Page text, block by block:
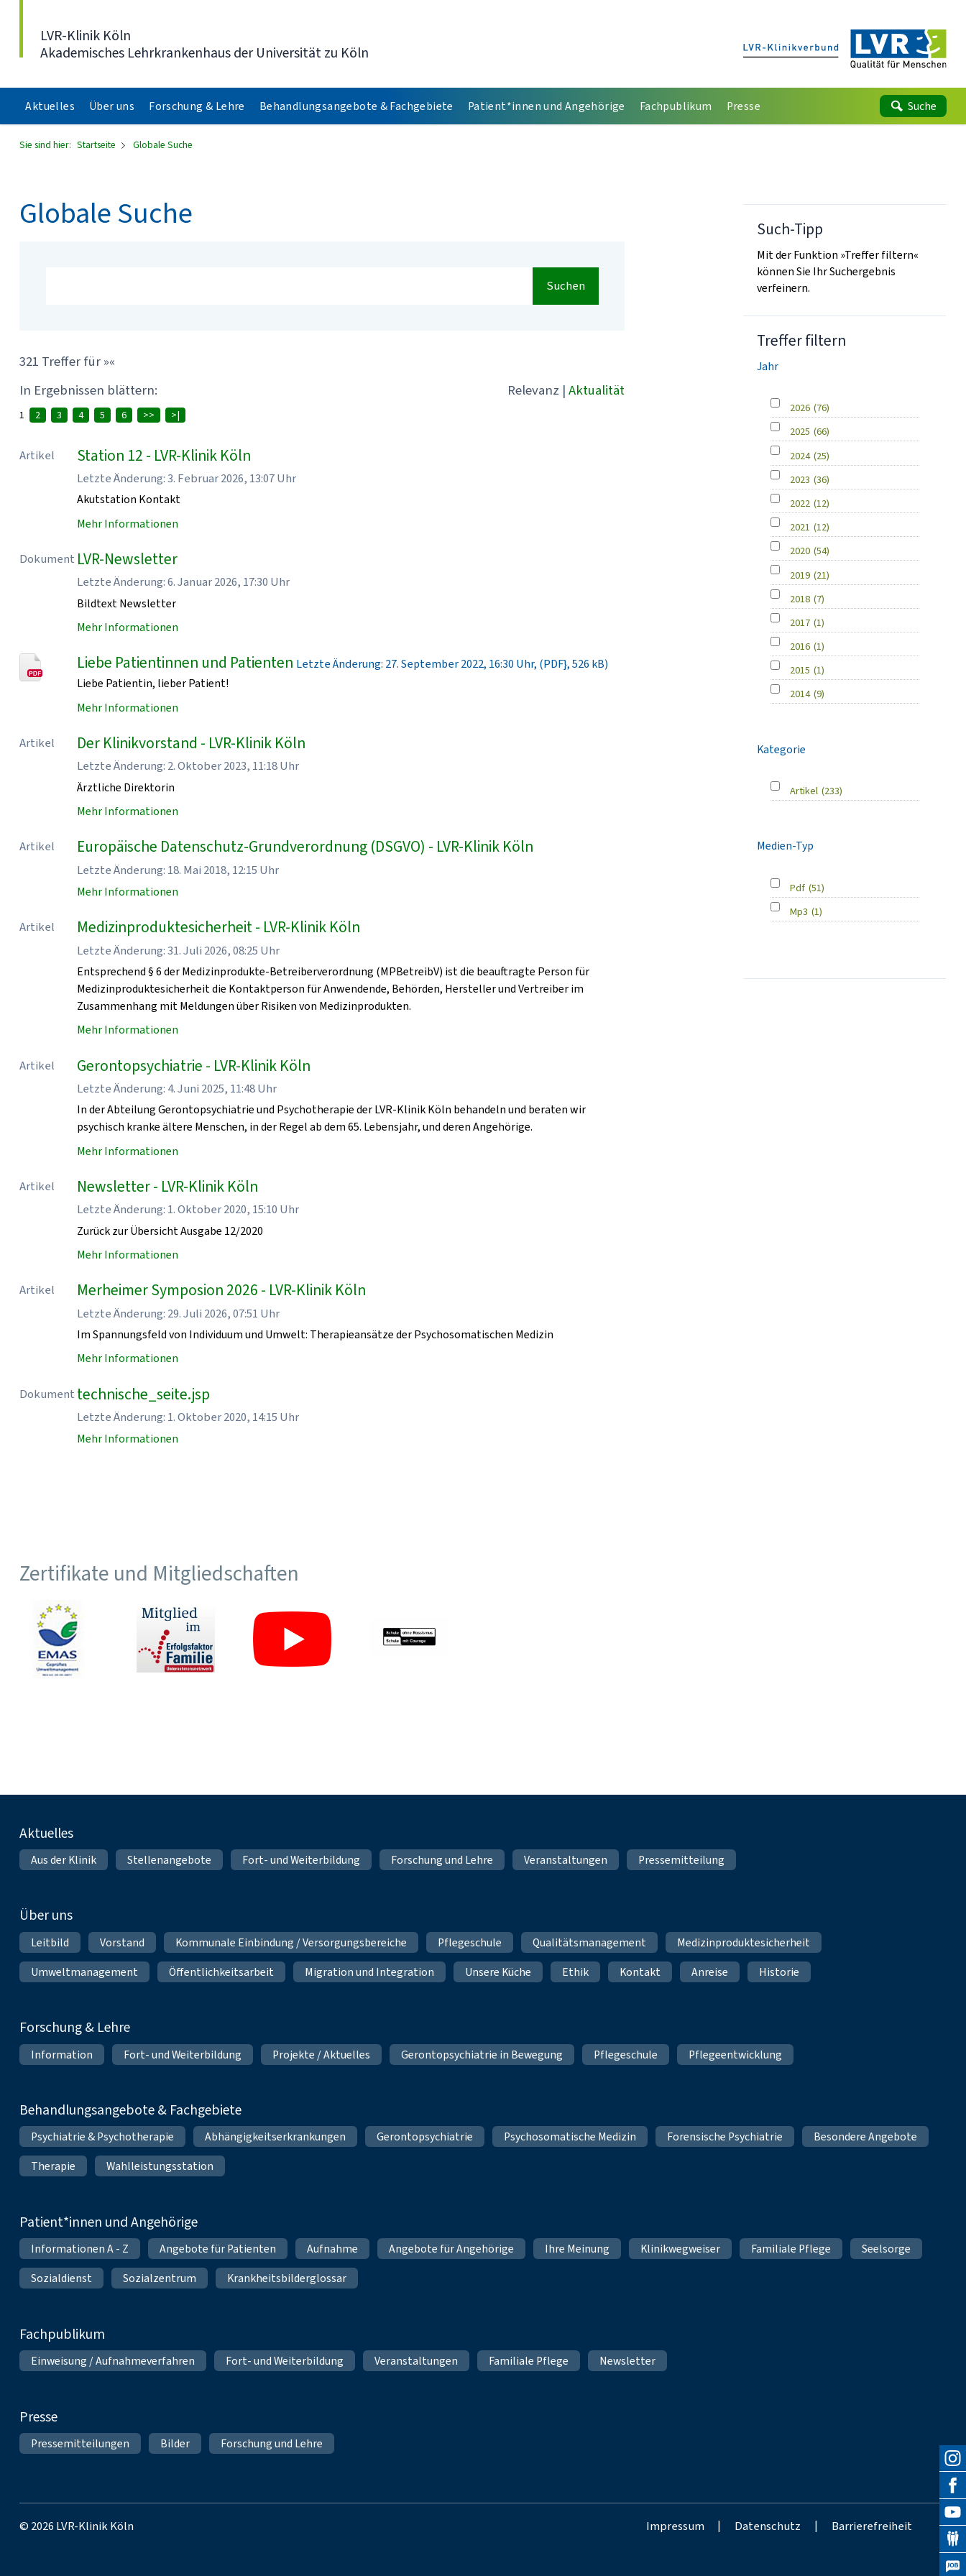
LVR-Klinik Köln
Akademisches Lehrkrankenhaus der Universität zu Köln
Aktuelles Über uns Forschung & Lehre Behandlungsangebote & Fachgebiete Patient*innen und Angehörige Fachpublikum Presse Suche
Sie sind hier: Startseite Globale Suche
Globale Suche
Suchen
321 Treffer für »«
In Ergebnissen blättern:
Relevanz | Aktualität
1 2 3 4 5 6 >> >|
Artikel Station 12 - LVR-Klinik Köln
Letzte Änderung: 3. Februar 2026, 13:07 Uhr
Akutstation Kontakt
Mehr Informationen
Dokument LVR-Newsletter
Letzte Änderung: 6. Januar 2026, 17:30 Uhr
Bildtext Newsletter
Mehr Informationen
Liebe Patientinnen und Patienten Letzte Änderung: 27. September 2022, 16:30 Uhr, (PDF}, 526 kB)
Liebe Patientin, lieber Patient!
Mehr Informationen
Artikel Der Klinikvorstand - LVR-Klinik Köln
Letzte Änderung: 2. Oktober 2023, 11:18 Uhr
Ärztliche Direktorin
Mehr Informationen
Artikel Europäische Datenschutz-Grundverordnung (DSGVO) - LVR-Klinik Köln
Letzte Änderung: 18. Mai 2018, 12:15 Uhr
Mehr Informationen
Artikel Medizinproduktesicherheit - LVR-Klinik Köln
Letzte Änderung: 31. Juli 2026, 08:25 Uhr
Entsprechend § 6 der Medizinprodukte-Betreiberverordnung (MPBetreibV) ist die beauftragte Person für
Medizinproduktesicherheit die Kontaktperson für Anwendende, Behörden, Hersteller und Vertreiber im
Zusammenhang mit Meldungen über Risiken von Medizinprodukten.
Mehr Informationen
Artikel Gerontopsychiatrie - LVR-Klinik Köln
Letzte Änderung: 4. Juni 2025, 11:48 Uhr
In der Abteilung Gerontopsychiatrie und Psychotherapie der LVR-Klinik Köln behandeln und beraten wir
psychisch kranke ältere Menschen, in der Regel ab dem 65. Lebensjahr, und deren Angehörige.
Mehr Informationen
Artikel Newsletter - LVR-Klinik Köln
Letzte Änderung: 1. Oktober 2020, 15:10 Uhr
Zurück zur Übersicht Ausgabe 12/2020
Mehr Informationen
Artikel Merheimer Symposion 2026 - LVR-Klinik Köln
Letzte Änderung: 29. Juli 2026, 07:51 Uhr
Im Spannungsfeld von Individuum und Umwelt: Therapieansätze der Psychosomatischen Medizin
Mehr Informationen
Dokument technische_seite.jsp
Letzte Änderung: 1. Oktober 2020, 14:15 Uhr
Mehr Informationen
Such-Tipp
Mit der Funktion »Treffer filtern«
können Sie Ihr Suchergebnis
verfeinern.
Treffer filtern
Jahr
2026 (76)
2025 (66)
2024 (25)
2023 (36)
2022 (12)
2021 (12)
2020 (54)
2019 (21)
2018 (7)
2017 (1)
2016 (1)
2015 (1)
2014 (9)
Kategorie
Artikel (233)
Medien-Typ
Pdf (51)
Mp3 (1)
Zertifikate und Mitgliedschaften
Fußnavigation
Aktuelles
Aus der Klinik Stellenangebote Fort- und Weiterbildung Forschung und Lehre Veranstaltungen Pressemitteilung
Über uns
Leitbild Vorstand Kommunale Einbindung / Versorgungsbereiche Pflegeschule Qualitätsmanagement
Medizinproduktesicherheit
Umweltmanagement
Öffentlichkeitsarbeit Migration und Integration Unsere Küche Ethik Kontakt Anreise Historie
Forschung & Lehre
Information Fort- und Weiterbildung Projekte / Aktuelles Gerontopsychiatrie in Bewegung Pflegeschule Pflegeentwicklung
Behandlungsangebote & Fachgebiete
Psychiatrie & Psychotherapie Abhängigkeitserkrankungen Gerontopsychiatrie Psychosomatische Medizin Forensische Psychiatrie
Besondere Angebote
Therapie
Wahlleistungsstation
Patient*innen und Angehörige
Informationen A - Z Angebote für Patienten Aufnahme Angebote für Angehörige Ihre Meinung Klinikwegweiser Familiale Pflege
Seelsorge
Sozialdienst
Sozialzentrum Krankheitsbilderglossar
Fachpublikum
Einweisung / Aufnahmeverfahren Fort- und Weiterbildung Veranstaltungen Familiale Pflege Newsletter
Presse
Pressemitteilungen Bilder Forschung und Lehre
© 2026 LVR-Klinik Köln Impressum | Datenschutz | Barrierefreiheit